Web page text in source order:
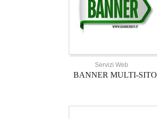
Servizi Web
BANNER MULTI-SITO